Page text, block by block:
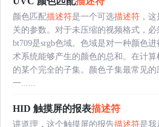
颜色匹配描述符是一个可选描述符 ，
关的参数。对于未压缩的视频格式，
bt709是srgb色域。色域是对一种颜色
术系统能够产生的颜色的总和。在计
的某个完全的子集。颜色子集最常见
一......
HID 触摸屏的报表描述符
讲道理，这个触摸屏的报告描述符是我